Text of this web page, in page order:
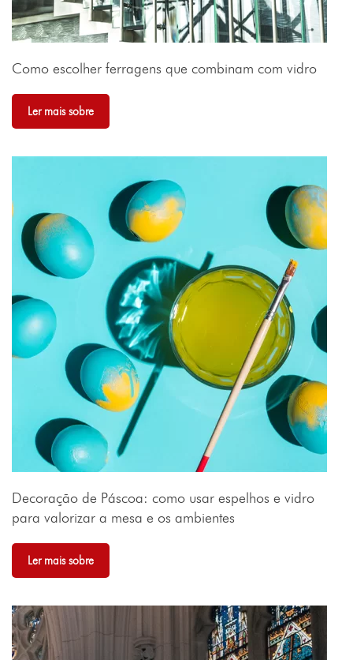
Como escolher ferragens que combinam com vidro
Ler mais sobre
Decoração de Páscoa: como usar espelhos e vidro
para valorizar a mesa e os ambientes
Ler mais sobre